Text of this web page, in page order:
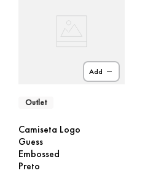
Add
Outlet
Camiseta Logo
Guess
Embossed
Preto